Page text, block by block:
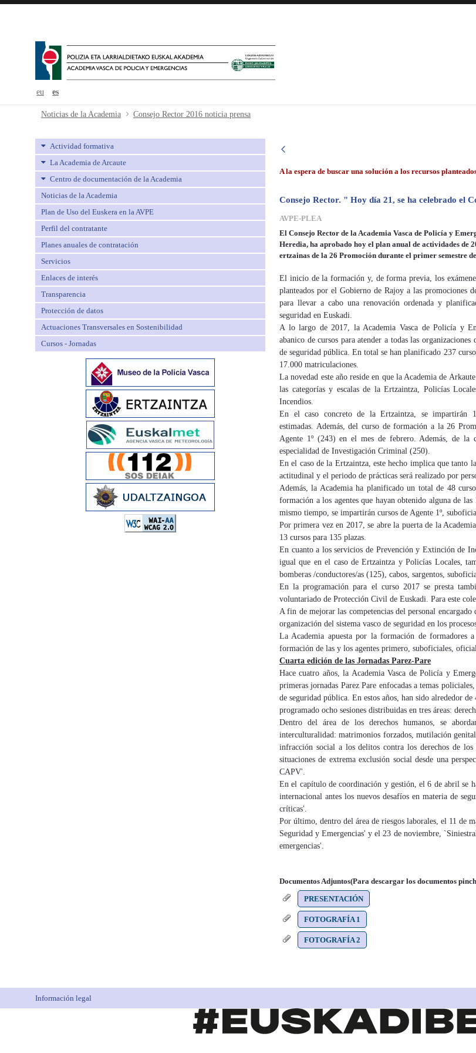
eu es
Consejo Rector 2016 noticia prensa - avpe
Noticias de la Academia Consejo Rector 2016 noticia prensa
Actividad formativa
La Academia de Arcaute
Centro de documentación de la Academia
Noticias de la Academia
Plan de Uso del Euskera en la AVPE
Perfil del contratante
Planes anuales de contratación
Servicios
Enlaces de interés
Transparencia
Protección de datos
Actuaciones Transversales en Sostenibilidad
Cursos - Jornadas
A la espera de buscar una solución a los recursos
Consejo Rector. " Hoy día 21, se ha celebrado el
AVPE-PLEA
El Consejo Rector de la Academia Vasca de Policía y
Heredia, ha aprobado hoy el plan anual de actividades de
ertzainas de la 26 Promoción durante el primer semestre
El inicio de la formación y, de forma previa, los
planteados por el Gobierno de Rajoy a las promociones
para llevar a cabo una renovación ordenada y
seguridad en Euskadi.
A lo largo de 2017, la Academia Vasca de Policía y
abanico de cursos para atender a todas las
de seguridad pública. En total se han planificado 237
17.000 matriculaciones.
La novedad este año reside en que la Academia de
las categorías y escalas de la Ertzaintza, Policías
Incendios.
En el caso concreto de la Ertzaintza, se impartirán
estimadas. Además, del curso de formación a la 26
Agente 1º (243) en el mes de febrero. Además, de la
especialidad de Investigación Criminal (250).
En el caso de la Ertzaintza, este hecho implica que tanto
actitudinal y el periodo de prácticas será realizado por
Además, la Academia ha planificado un total de 48
formación a los agentes que hayan obtenido alguna de
mismo tiempo, se impartirán cursos de Agente 1º,
Por primera vez en 2017, se abre la puerta de la
13 cursos para 135 plazas.
En cuanto a los servicios de Prevención y Extinción de
igual que en el caso de Ertzaintza y Policías Locales,
bomberas /conductores/as (125), cabos, sargentos,
En la programación para el curso 2017 se presta
voluntariado de Protección Civil de Euskadi. Para este
A fin de mejorar las competencias del personal
organización del sistema vasco de seguridad en los
La Academia apuesta por la formación de formadores
formación de las y los agentes primero, suboficiales,
Cuarta edición de las Jornadas Parez-Pare
Hace cuatro años, la Academia Vasca de Policía y
primeras jornadas Parez Pare enfocadas a temas
de seguridad pública. En estos años, han sido alrededor
programado ocho sesiones distribuidas en tres áreas:
Dentro del área de los derechos humanos, se
interculturalidad: matrimonios forzados, mutilación
infracción social a los delitos contra los derechos de
situaciones de extrema exclusión social desde una
CAPV'.
En el capítulo de coordinación y gestión, el 6 de abril se
internacional antes los nuevos desafíos en materia de
críticas'.
Por último, dentro del área de riesgos laborales, el 11 de
Seguridad y Emergencias' y el 23 de noviembre,
emergencias'.
Documentos Adjuntos(Para descargar los documentos
PRESENTACIÓN
FOTOGRAFÍA 1
FOTOGRAFÍA 2
Información legal